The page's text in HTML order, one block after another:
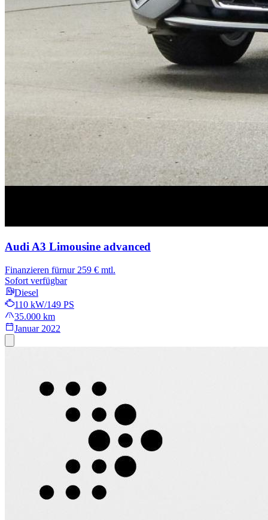
Audi A3 Limousine advanced
Finanzieren fürnur 259 € mtl.
Sofort verfügbar
Diesel
110 kW/149 PS
35.000 km
Januar 2022